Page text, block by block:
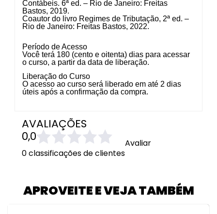
Contábeis. 6ª ed. – Rio de Janeiro: Freitas
Bastos, 2019.
Coautor do livro Regimes de Tributação, 2ª ed. –
Rio de Janeiro: Freitas Bastos, 2022.
Período de Acesso
Você terá 180 (cento e oitenta) dias para acessar
o curso, a partir da data de liberação.
Liberação do Curso
O acesso ao curso será liberado em até 2 dias
úteis após a confirmação da compra.
AVALIAÇÕES
0,0
0 classificações de clientes
Avaliar
APROVEITE E VEJA TAMBÉM